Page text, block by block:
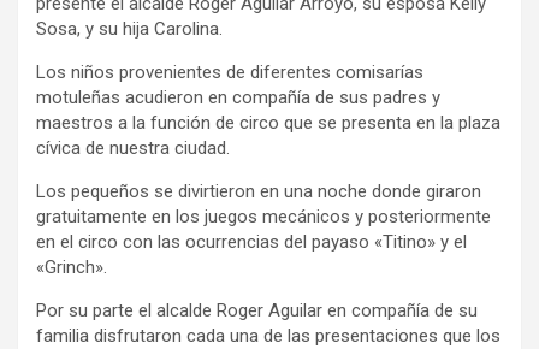
Sosa, y su hija Carolina.
Los niños provenientes de diferentes comisarías
motuleñas acudieron en compañía de sus padres y
maestros a la función de circo que se presenta en la plaza
cívica de nuestra ciudad.
Los pequeños se divirtieron en una noche donde giraron
gratuitamente en los juegos mecánicos y posteriormente
en el circo con las ocurrencias del payaso «Titino» y el
«Grinch».
Por su parte el alcalde Roger Aguilar en compañía de su
familia disfrutaron cada una de las presentaciones que los